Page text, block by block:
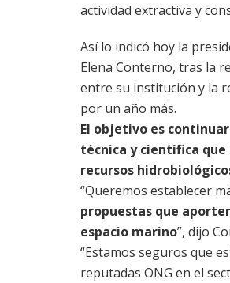
actividad extractiva y
Así lo indicó hoy la
Elena Conterno, tras la
entre su institución y la
por un año más.
El objetivo es
técnica y científica
recursos
“Queremos establecer
propuestas que
espacio marino”, dijo
“Estamos seguros que
reputadas ONG en el